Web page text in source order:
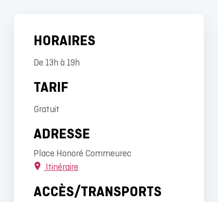
HORAIRES
De 13h à 19h
TARIF
Gratuit
ADRESSE
Place Honoré Commeurec
Itinéraire
ACCÈS/TRANSPORTS